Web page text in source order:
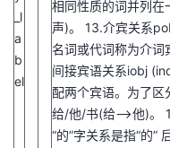
_l
a
b
el
相同性质的词并列
声)。 13.介宾关系
名词或代词称为介
间接宾语关系iobj
配两个宾语。为了区
给/他/书(给–>他)。
“的”字关系是指“的”